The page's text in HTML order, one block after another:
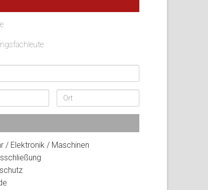
Ort
Versicherungsschutz
/ Elektronik / Maschinen